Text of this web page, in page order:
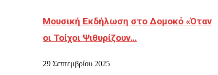
Μουσική Εκδήλωση στο Δομοκό «Όταν
οι Τοίχοι Ψιθυρίζουν…
29 Σεπτεμβρίου 2025